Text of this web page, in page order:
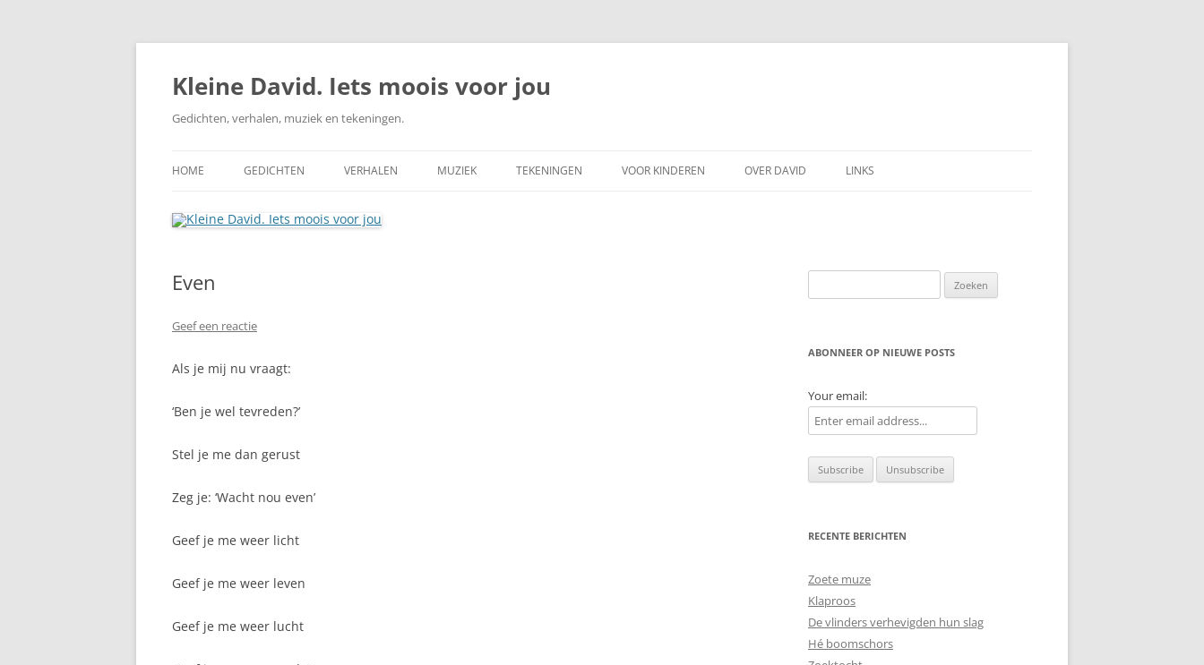
Ga
inhoud
Kleine David. Iets moois voor jou
Gedichten, verhalen, muziek en tekeningen.
HOME GEDICHTEN VERHALEN MUZIEK TEKENINGEN VOOR KINDEREN OVER DAVID LINKS
Even
Geef een reactie
Als je mij nu vraagt:
‘Ben je wel tevreden?’
Stel je me dan gerust
Zeg je: ‘Wacht nou even’
Geef je me weer licht
Geef je me weer leven
Geef je me weer lucht
naar:
ABONNEER OP NIEUWE POSTS
Your email:
RECENTE BERICHTEN
Zoete muze
Klaproos
De vlinders verhevigden hun slag
Hé boomschors